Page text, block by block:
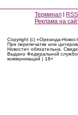
Терминал RSS
Реклама на
Copyright (c) «Ореанда-
При перепечатке или
Новости» обязательна.
Выдано Федеральной
коммуникаций | 18+